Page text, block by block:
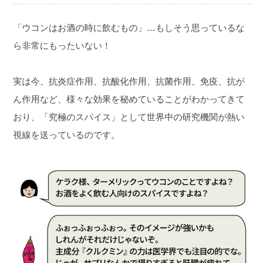
「ウコンはお酒の時に飲むもの」…もしそう思っているな
ら非常にもったいない！
実は今、抗炎症作用、抗酸化作用、抗菌作用、免疫、抗が
ん作用など、様々な効果を秘めていることがわかってきて
おり、「究極のスパイス」として世界中の研究機関が熱い
視線を送っているのです。